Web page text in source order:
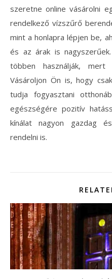
szeretne online vásárolni
rendelkező vízszűrő
mint a honlapra lépjen be,
és az árak is
többen használják, mert
Vásároljon Ön is, hogy
tudja fogyasztani
egészségére pozitív
kínálat nagyon gazdag
rendelni is.